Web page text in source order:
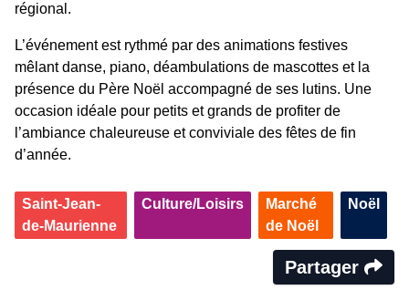
régional.
L’événement est rythmé par des animations festives
mêlant danse, piano, déambulations de mascottes et la
présence du Père Noël accompagné de ses lutins. Une
occasion idéale pour petits et grands de profiter de
l’ambiance chaleureuse et conviviale des fêtes de fin
d’année.
Saint-Jean-
de-Maurienne
Culture/Loisirs
Marché
de Noël
Noël
Partager